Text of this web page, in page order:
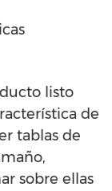
listo
de
tablas de
sobre ellas